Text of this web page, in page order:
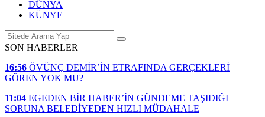
DÜNYA
KÜNYE
SON HABERLER
16:56 ÖVÜNÇ DEMİR’İN ETRAFINDA GERÇEKLERİ
GÖREN YOK MU?
11:04 EGEDEN BİR HABER’İN GÜNDEME TAŞIDIĞI
SORUNA BELEDİYEDEN HIZLI MÜDAHALE